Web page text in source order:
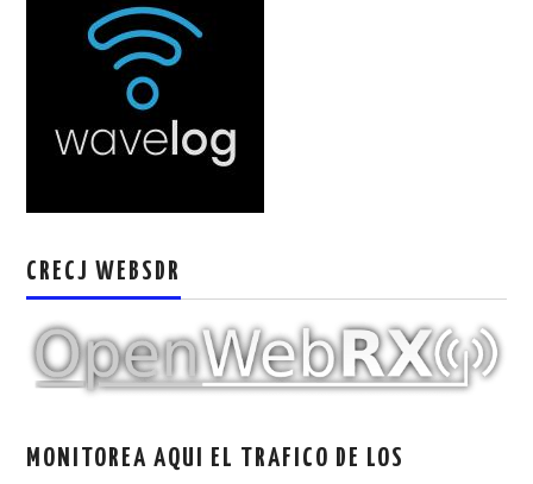
WAVELOG
AUTENTIFICACIÓN DE MIEMBROS DEL
CRECJ WEBSDR
MONITOREA AQUI EL TRAFICO DE LOS